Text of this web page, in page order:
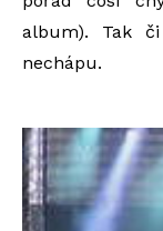
album). Tak
nechápu.